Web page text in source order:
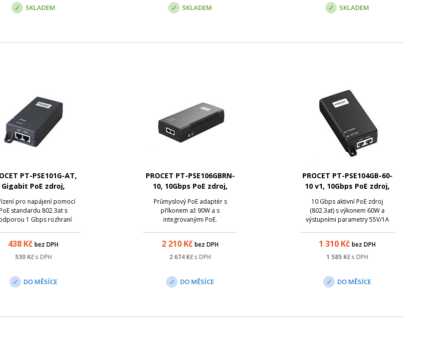
SKLADEM SKLADEM SKLADEM
PT-PSE101G-AT,
Gigabit PoE zdroj,
55V/0.5A, 30W
pro napájení pomocí
standardu 802.3at s
1 Gbps rozhraní
438 Kč bez DPH
530Kč s DPH
DO MĚSÍCE
PROCET PT-PSE106GBRN-
10, 10Gbps PoE zdroj,
55V/1,6A. 90W
Průmyslový PoE adaptér s
příkonem až 90W a s
integrovanými PoE.
2 210 Kč bez DPH
2 674 Kčs DPH
DO MĚSÍCE
PROCET PT-PSE104GB-60-
10 v1, 10Gbps PoE zdroj,
55V/1A, 60W
10 Gbps aktivní PoE zdroj
(802.3at) s výkonem 60W a
výstupními parametry 55V/1A
1 310 Kč bez DPH
1 585 Kčs DPH
DO MĚSÍCE